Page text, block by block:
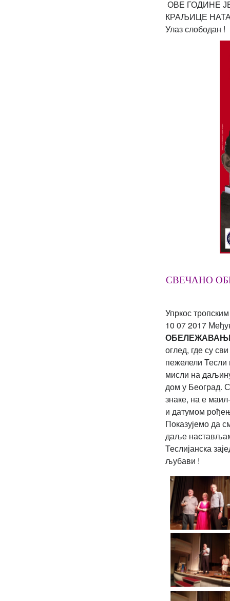
ОВЕ ГОДИНЕ
КРАЉИЦЕ
Улаз слободан !
СВЕЧАНО
Упркос
10 07 2017
оглед, где су
пежелели
мисли на
дом у Београд.
знаке, на е
и датумом
Показујемо да
даље
Теслијанска
љубави !